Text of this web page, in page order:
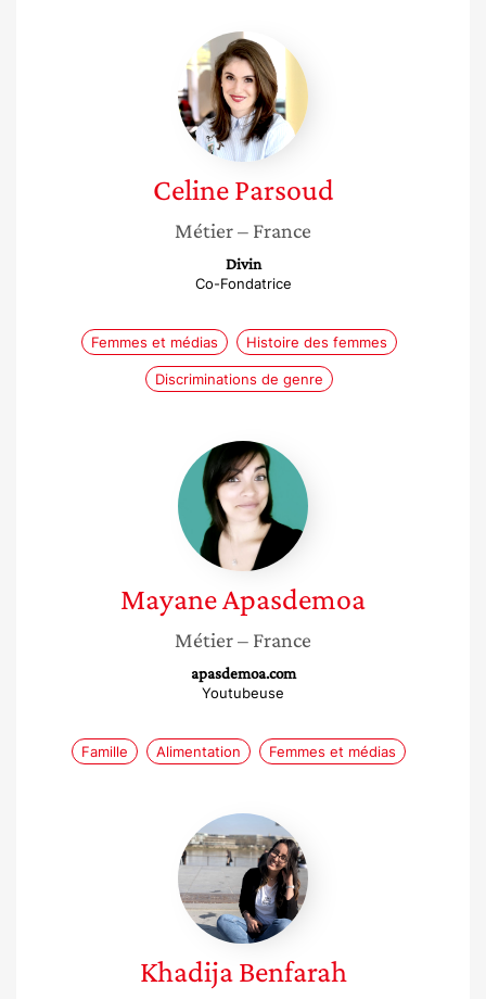
Celine
Parsoud
Celine Parsoud
Métier– France
Divin
Co-Fondatrice
Femmes et médias Histoire des femmes
Discriminations de genre
Mayane
Apasdemoa
MayaneApasdemoa
Métier– France
apasdemoa.com
Youtubeuse
Famille Alimentation Femmes et médias
Khadija
Benfarah
Khadija Benfarah